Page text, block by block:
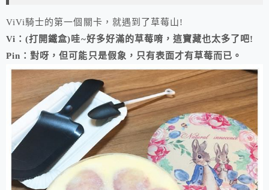
ViVi騎士的第一個關卡，就遇到了草莓山!
Vi：(打開鐵盒)哇~好多好滿的草莓唷，這寶藏也太多了吧!
Pin：對呀，但可能只是假象，只有表面才有草莓而已。